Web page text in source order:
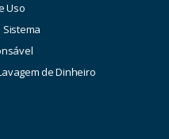
Uso
de Dinheiro